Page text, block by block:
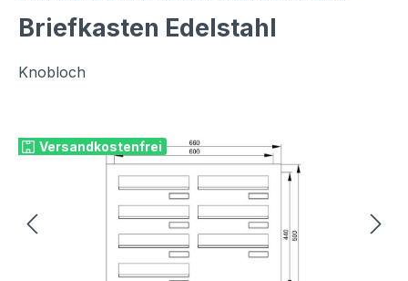
Briefkasten Edelstahl
Knobloch
Versandkostenfrei